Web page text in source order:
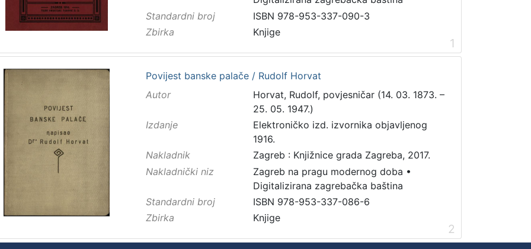
Standardni broj
ISBN 978-953-337-090-3
Zbirka
Knjige
1
Povijest banske palače / Rudolf Horvat
Autor
Horvat, Rudolf, povjesničar (14. 03. 1873. –
25. 05. 1947.)
Izdanje
Elektroničko izd. izvornika objavljenog
1916.
Nakladnik
Zagreb : Knjižnice grada Zagreba, 2017.
Nakladnički niz
Zagreb na pragu modernog doba •
Digitalizirana zagrebačka baština
Standardni broj
ISBN 978-953-337-086-6
Zbirka
Knjige
2